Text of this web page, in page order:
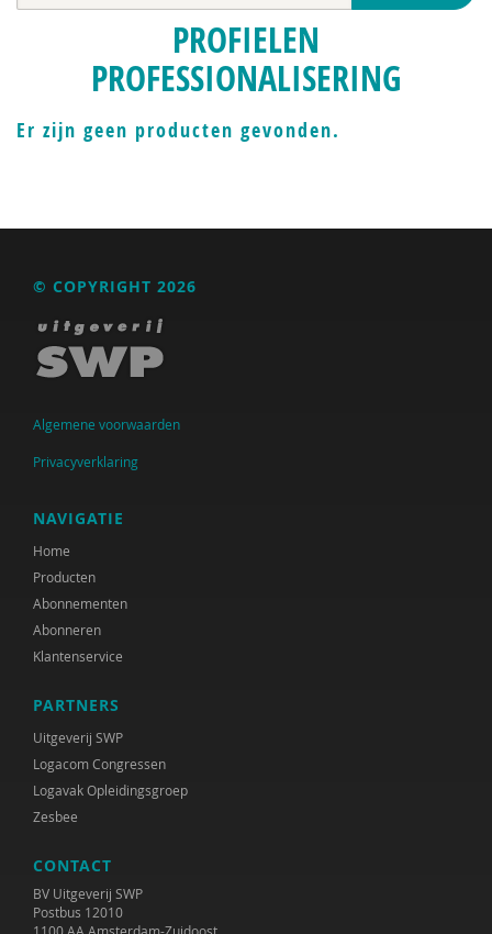
PROFIELEN
PROFESSIONALISERING
Er zijn geen producten gevonden.
© COPYRIGHT 2026
Algemene voorwaarden
Privacyverklaring
NAVIGATIE
Home
Producten
Abonnementen
Abonneren
Klantenservice
PARTNERS
Uitgeverij SWP
Logacom Congressen
Logavak Opleidingsgroep
Zesbee
CONTACT
BV Uitgeverij SWP
Postbus 12010